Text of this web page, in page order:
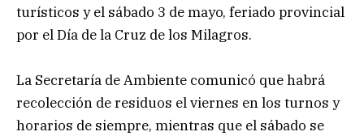
turísticos y el sábado 3 de mayo, feriado provincial
por el Día de la Cruz de los Milagros.
La Secretaría de Ambiente comunicó que habrá
recolección de residuos el viernes en los turnos y
horarios de siempre, mientras que el sábado se